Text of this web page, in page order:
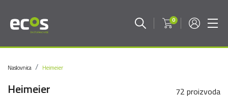
0
Naslovnica Heimeier
Heimeier 72 proizvoda